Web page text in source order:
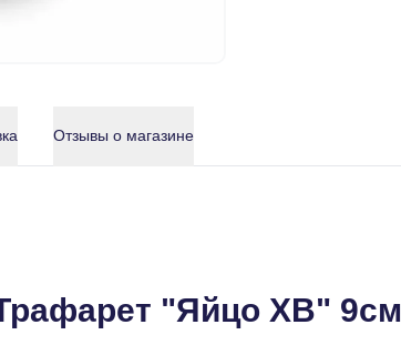
Отзывы о магазине
"Яйцо ХВ" 9см